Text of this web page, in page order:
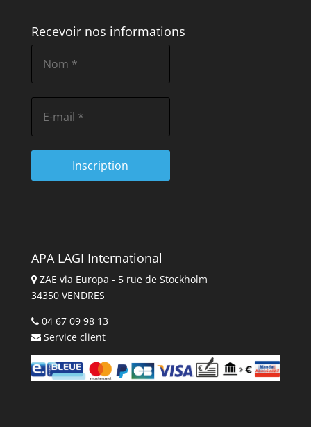
Recevoir nos informations
APA LAGI International
ZAE via Europa - 5 rue de Stockholm
34350 VENDRES
04 67 09 98 13
Service client